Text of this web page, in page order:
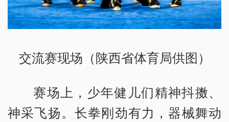
交流赛现场（陕西省体育局供图）
赛场上，少年健儿们精神抖擞、
神采飞扬。长拳刚劲有力，器械舞动